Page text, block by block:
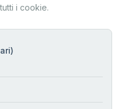
i cookie.